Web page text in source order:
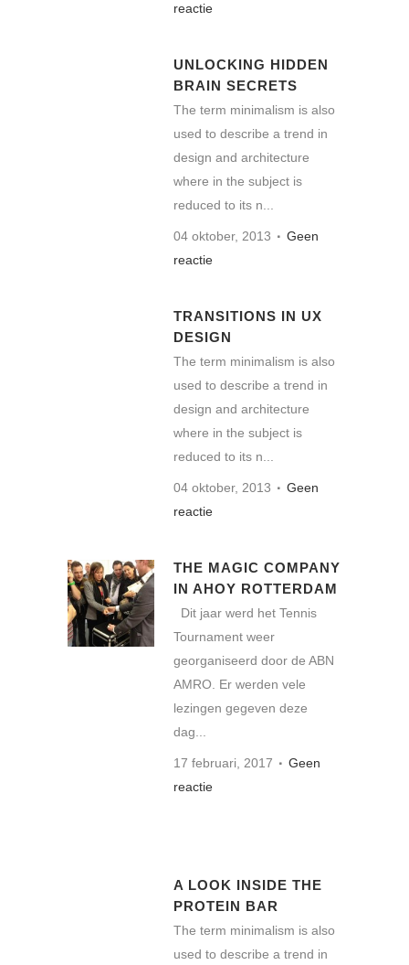
reactie
UNLOCKING HIDDEN
BRAIN SECRETS
The term minimalism is also
used to describe a trend in
design and architecture
where in the subject is
reduced to its n...
04 oktober, 2013
Geen
reactie
TRANSITIONS IN UX
DESIGN
The term minimalism is also
used to describe a trend in
design and architecture
where in the subject is
reduced to its n...
04 oktober, 2013
Geen
reactie
THE MAGIC COMPANY
IN AHOY ROTTERDAM
Dit jaar werd het Tennis
Tournament weer
georganiseerd door de ABN
AMRO. Er werden vele
lezingen gegeven deze
dag...
17 februari, 2017
Geen
reactie
A LOOK INSIDE THE
PROTEIN BAR
The term minimalism is also
used to describe a trend in